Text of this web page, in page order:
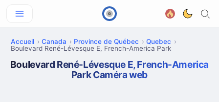
Accueil Canada Province de Québec
Quebec
Boulevard René-Lévesque E, French-America Park
Boulevard René-Lévesque E, French-America
Park Caméra web